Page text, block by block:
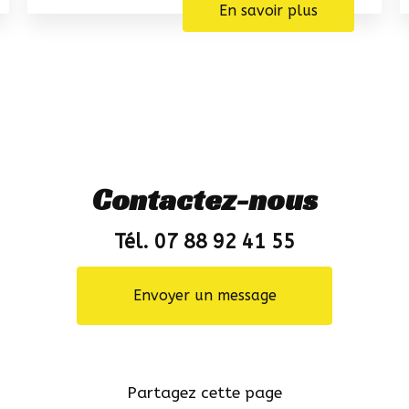
En savoir plus
Contactez-nous
Tél. 07 88 92 41 55
Envoyer un message
Partagez cette page